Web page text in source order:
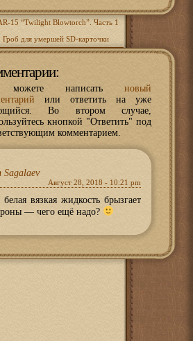
15 “Twilight Blowtorch”. Часть 1
Гроб для умершей SD-карточки
написать новый
или ответить на уже
Во втором случае,
кнопкой "Ответить" под
комментарием.
Sagalaev
Август 28, 2018 - 10:21 pm
вязкая жидкость брызгает
— чего ещё надо?